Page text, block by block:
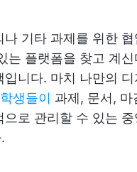
나 기타 과제를 위한
는 플랫폼을 찾고 계
입니다. 마치 나만의
학생들이 과제, 문서,
으로 관리할 수 있는